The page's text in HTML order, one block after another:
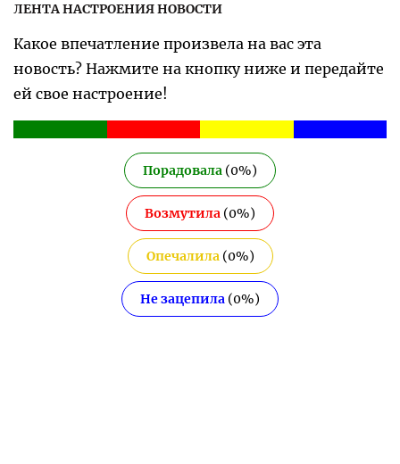
ЛЕНТА НАСТРОЕНИЯ НОВОСТИ
Какое впечатление произвела на вас эта
новость? Нажмите на кнопку ниже и передайте
ей свое настроение!
Порадовала (0%)
Возмутила (0%)
Опечалила(0%)
Не зацепила (0%)